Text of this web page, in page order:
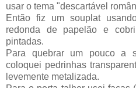
usar o tema "descartável
Então fiz um souplat
redonda de papelão e
pintadas.
Para quebrar um pouco a
coloquei pedrinhas
levemente metalizada.